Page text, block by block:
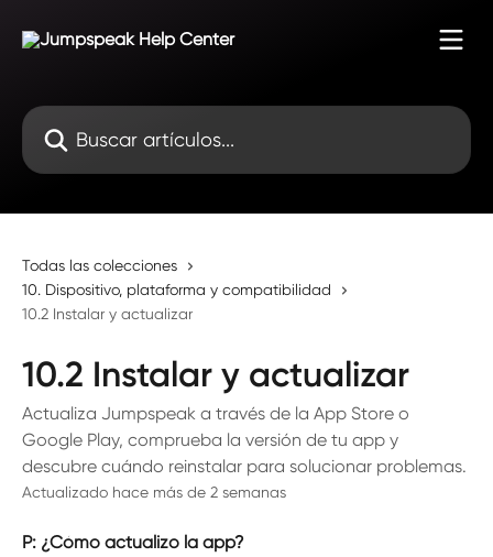
Buscar artículos...
Todas las colecciones
10. Dispositivo, plataforma y compatibilidad
10.2 Instalar y actualizar
10.2 Instalar y actualizar
Actualiza Jumpspeak a través de la App Store o
Google Play, comprueba la versión de tu app y
descubre cuándo reinstalar para solucionar problemas.
Actualizado hace más de 2 semanas
P: ¿Cómo actualizo la app?